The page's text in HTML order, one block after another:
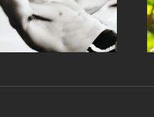
手ピカジェルととうもろ
こし